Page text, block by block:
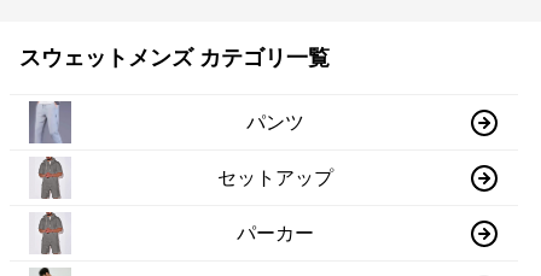
スウェットメンズ カテゴリ一覧
パンツ
セットアップ
パーカー